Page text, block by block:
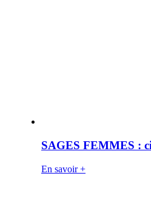
SAGES FEMMES :
En savoir +